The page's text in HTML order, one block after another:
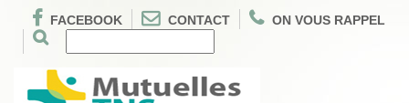
FACEBOOK CONTACT ON VOUS RAPPEL